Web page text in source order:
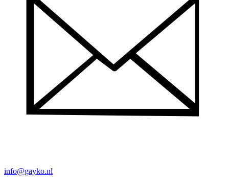
info@gayko.nl